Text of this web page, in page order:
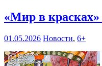
«Мир в красках»
01.05.2026 Новости, 6+